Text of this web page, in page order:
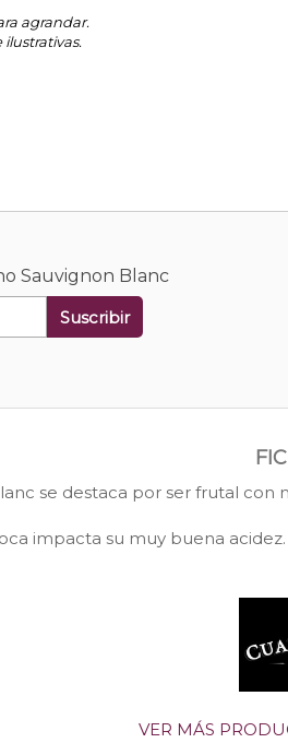
agrandar.
Sauvignon Blanc
Suscribir
se destaca por ser frutal con
impacta su muy buena
VER MÁS